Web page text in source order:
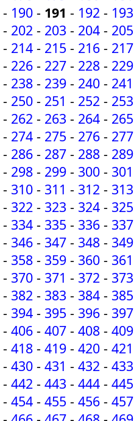
- 190 - 191 - 192 - 193
- 202 - 203 - 204 - 205
- 214 - 215 - 216 - 217
- 226 - 227 - 228 - 229
- 238 - 239 - 240 - 241
- 250 - 251 - 252 - 253
- 262 - 263 - 264 - 265
- 274 - 275 - 276 - 277
- 286 - 287 - 288 - 289
- 298 - 299 - 300 - 301
- 310 - 311 - 312 - 313
- 322 - 323 - 324 - 325
- 334 - 335 - 336 - 337
- 346 - 347 - 348 - 349
- 358 - 359 - 360 - 361
- 370 - 371 - 372 - 373
- 382 - 383 - 384 - 385
- 394 - 395 - 396 - 397
- 406 - 407 - 408 - 409
- 418 - 419 - 420 - 421
- 430 - 431 - 432 - 433
- 442 - 443 - 444 - 445
- 454 - 455 - 456 - 457